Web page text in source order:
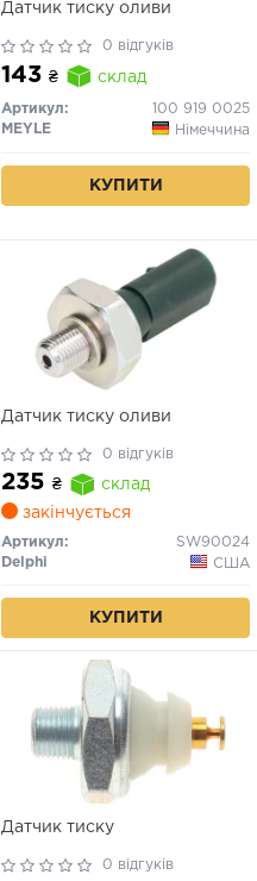
Датчик тиску оливи
0 відгуків
143 ₴ склад
Артикул:
100 919 0025
MEYLE
Німеччина
КУПИТИ
Датчик тиску оливи
0 відгуків
235 ₴
склад
закінчується
Артикул:
SW90024
Delphi
США
КУПИТИ
Датчик тиску
0 відгуків